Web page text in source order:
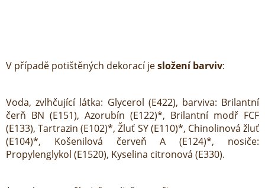
V případě potištěných dekorací jesložení barviv:
Voda, zvlhčující látka: Glycerol (E422), barviva: Brilantní
čerň BN (E151), Azorubín (E122)*, Brilantní modř FCF
(E133), Tartrazin (E102)*, Žluť SY (E110)*, Chinolinová žluť
(E104)*, Košenilová červeň A (E124)*, nosiče:
Propylenglykol (E1520), Kyselina citronová (E330).